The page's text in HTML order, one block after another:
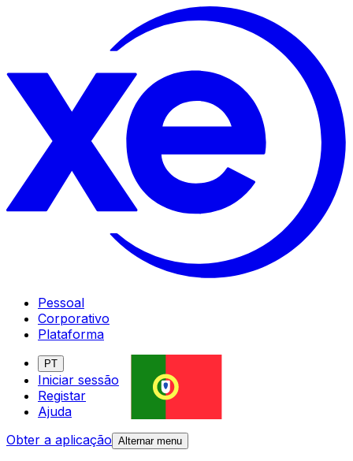
Pessoal
Corporativo
Plataforma
PT
Iniciar sessão
Registar
Ajuda
Obter a aplicação Alternar menu